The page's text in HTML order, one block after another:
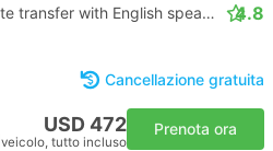
Daytrip private transfer with English speaking driver 4.8
Cancellazione gratuita
USD 472
veicolo, tutto incluso
Prenota ora